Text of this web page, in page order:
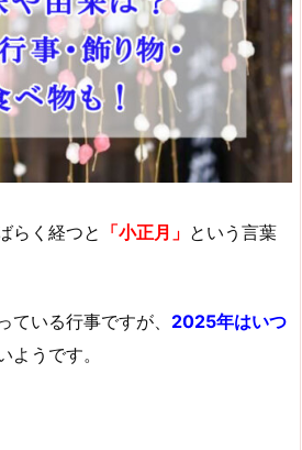
らく経つと 「小正月」 という言葉
ている行事ですが、 2025年はいつ
ようです。